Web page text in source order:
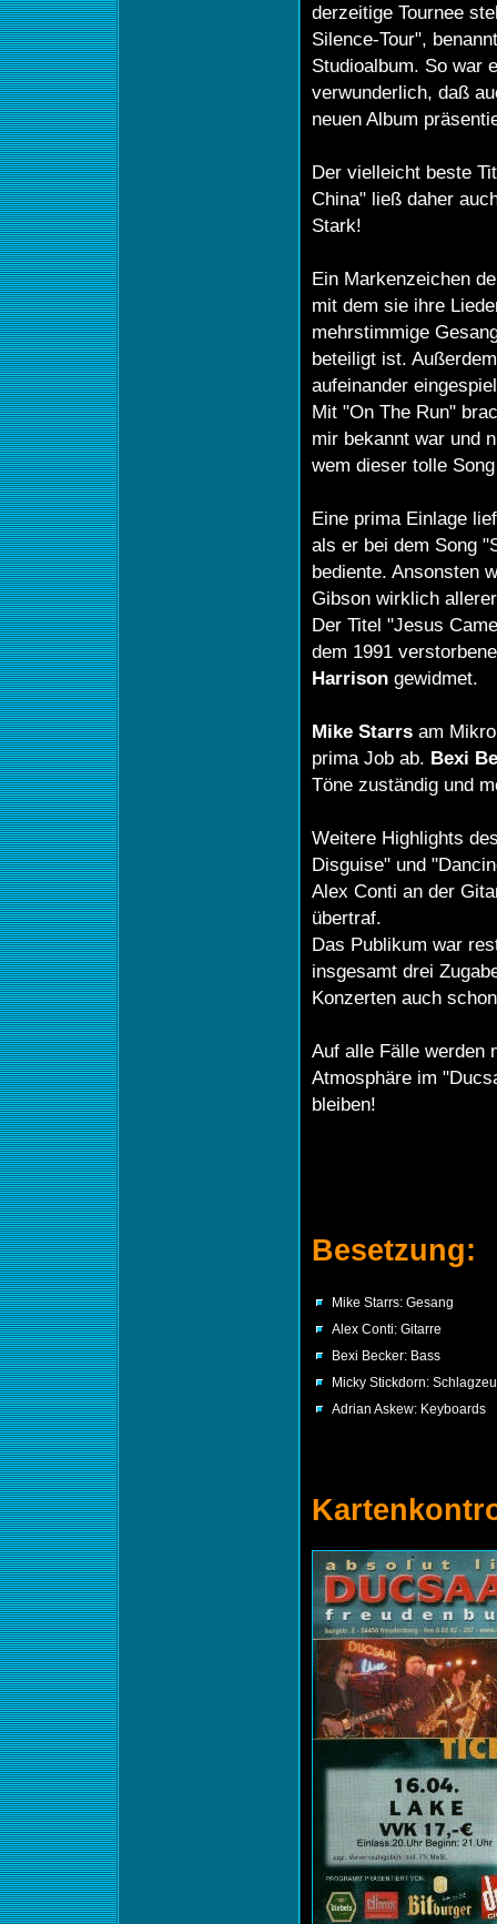
derzeitige Tournee
Silence-Tour",
Studioalbum. So war
verwunderlich, daß
neuen Album
Der vielleicht beste
China" ließ daher
Stark!
Ein Markenzeichen
mit dem sie ihre
mehrstimmige
beteiligt ist.
aufeinander
Mit "On The Run"
mir bekannt war und
wem dieser tolle
Eine prima Einlage
als er bei dem Song
bediente. Ansonsten
Gibson wirklich
Der Titel "Jesus
dem 1991
Harrison gewidmet.
Mike Starrs am
prima Job ab. Bexi
Töne zuständig und
Weitere Highlights
Disguise" und
Alex Conti an der
übertraf.
Das Publikum war
insgesamt drei
Konzerten auch
Auf alle Fälle werden
Atmosphäre im
bleiben!
Besetzung:
Mike Starrs: Gesang
Alex Conti: Gitarre
Bexi Becker: Bass
Micky Stickdorn:
Adrian Askew: Keyboards